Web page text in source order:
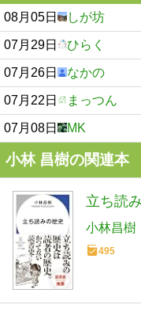
08月05日 しが坊
07月29日 ひらく
07月26日 なかの
07月22日 まっつん
07月08日 MK
小林 昌樹の関連本
立ち読
小林昌樹
495